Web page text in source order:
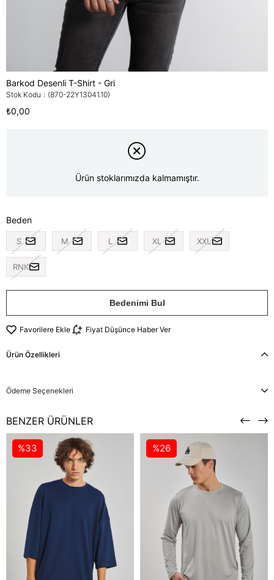
Barkod Desenli T-Shirt - Gri
Stok Kodu (870-22Y13041.10)
₺0,00
Ürün stoklarımızda kalmamıştır.
Beden
S M L XL XXL
RNK
Bedenimi Bul
Favorilere Ekle Fiyat Düşünce Haber Ver
Ürün Özellikleri
Ödeme Seçenekleri
BENZER ÜRÜNLER
%33 %26